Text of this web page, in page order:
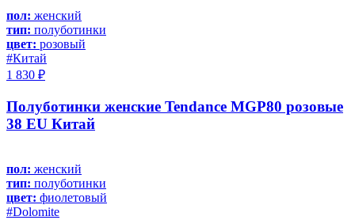
пол: женский
тип: полуботинки
цвет: розовый
#Китай
1 830 ₽
Полуботинки женские Tendance MGP80 розовые
38 EU Китай
пол: женский
тип: полуботинки
цвет: фиолетовый
#Dolomite